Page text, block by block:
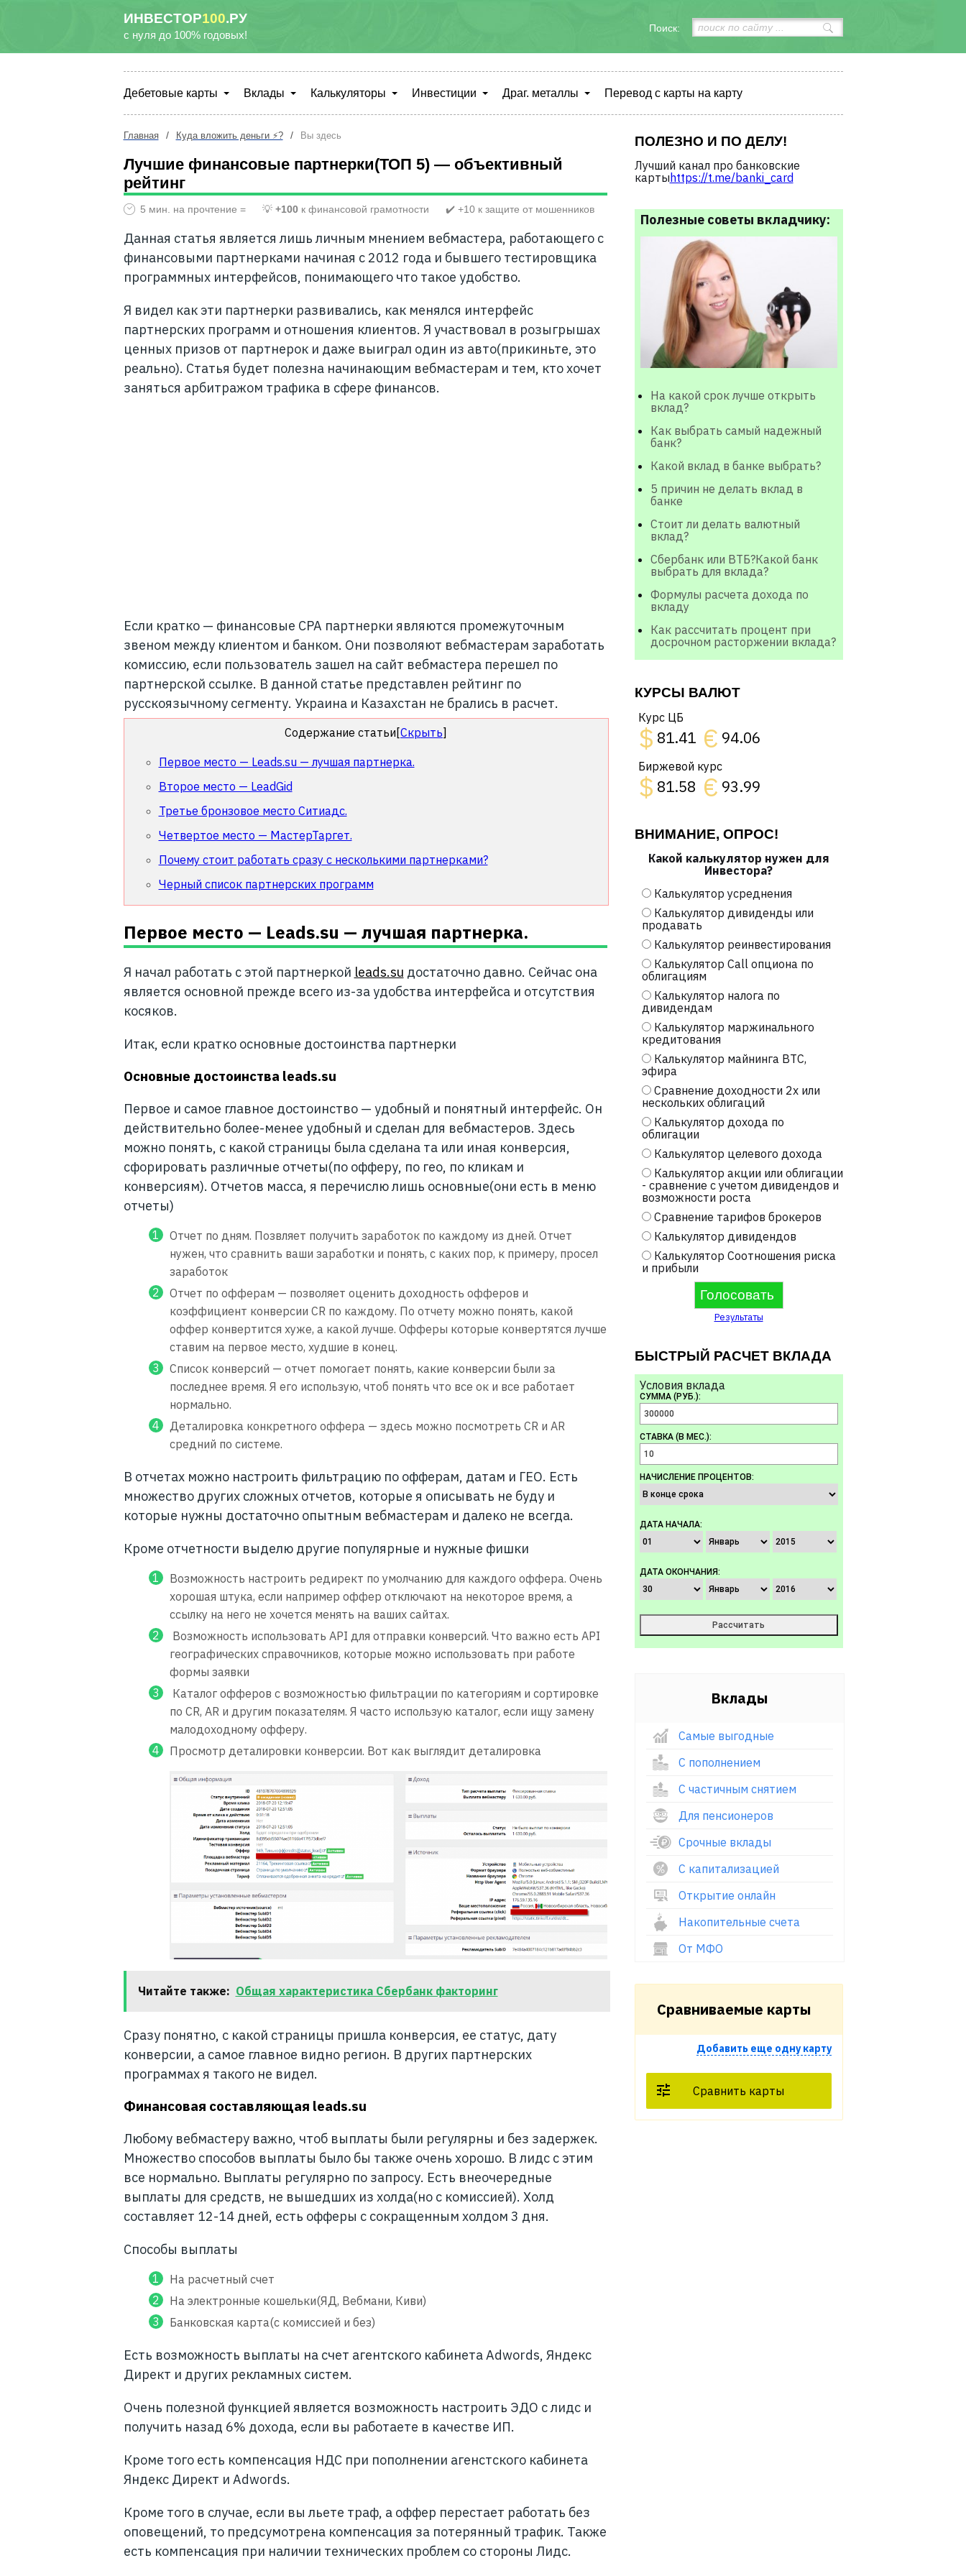
ИНВЕСТОР100.РУ
с нуля до 100% годовых!
Поиск:
Дебетовые карты Вклады Калькуляторы Инвестиции Драг. металлы Перевод с карты на карту
Главная / Куда вложить деньги ⚡? / Вы здесь
Лучшие финансовые партнерки(ТОП 5) — объективный
рейтинг
5 мин. на прочтение = 💡 +100к финансовой грамотности ✔️ +10 к защите от мошенников
Данная статья является лишь личным мнением вебмастера, работающего с
финансовыми партнерками начиная с 2012 года и бывшего тестировщика
программных интерфейсов, понимающего что такое удобство.
Я видел как эти партнерки развивались, как менялся интерфейс
партнерских программ и отношения клиентов. Я участвовал в розыгрышах
ценных призов от партнерок и даже выиграл один из авто(прикиньте, это
реально). Статья будет полезна начинающим вебмастерам и тем, кто хочет
заняться арбитражом трафика в сфере финансов.
Если кратко — финансовые CPA партнерки являются промежуточным
звеном между клиентом и банком. Они позволяют вебмастерам заработать
комиссию, если пользователь зашел на сайт вебмастера перешел по
партнерской ссылке. В данной статье представлен рейтинг по
русскоязычному сегменту. Украина и Казахстан не брались в расчет.
Содержание статьи [Скрыть]
Первое место — Leads.su — лучшая партнерка.
Второе место — LeadGid
Третье бронзовое место Ситиадс.
Четвертое место — МастерТаргет.
Почему стоит работать сразу с несколькими партнерками?
Черный список партнерских программ
Первое место — Leads.su — лучшая партнерка.
Я начал работать с этой партнеркой leads.su достаточно давно. Сейчас она
является основной прежде всего из-за удобства интерфейса и отсутствия
косяков.
Итак, если кратко основные достоинства партнерки
Основные достоинства leads.su
Первое и самое главное достоинство — удобный и понятный интерфейс. Он
действительно более-менее удобный и сделан для вебмастеров. Здесь
можно понять, с какой страницы была сделана та или иная конверсия,
сфорировать различные отчеты(по офферу, по гео, по кликам и
конверсиям). Отчетов масса, я перечислю лишь основные(они есть в меню
отчеты)
Отчет по дням. Позвляет получить заработок по каждому из дней. Отчет
нужен, что сравнить ваши заработки и понять, с каких пор, к примеру, просел
заработок
Отчет по офферам — позволяет оценить доходность офферов и
коэффициент конверсии CR по каждому. По отчету можно понять, какой
оффер конвертится хуже, а какой лучше. Офферы которые конвертятся лучше
ставим на первое место, худшие в конец.
Список конверсий — отчет помогает понять, какие конверсии были за
последнее время. Я его использую, чтоб понять что все ок и все работает
нормально.
Деталировка конкретного оффера — здесь можно посмотреть CR и AR
средний по системе.
В отчетах можно настроить фильтрацию по офферам, датам и ГЕО. Есть
множество других сложных отчетов, которые я описывать не буду и
которые нужны достаточно опытным вебмастерам и далеко не всегда.
Кроме отчетности выделю другие популярные и нужные фишки
Возможность настроить редирект по умолчанию для каждого оффера. Очень
хорошая штука, если например оффер отключают на некоторое время, а
ссылку на него не хочется менять на ваших сайтах.
Возможность использовать API для отправки конверсий. Что важно есть API
географических справочников, которые можно использовать при работе
формы заявки
Каталог офферов с возможностью фильтрации по категориям и сортировке
по CR, AR и другим показателям. Я часто использую каталог, если ищу замену
малодоходному офферу.
Просмотр деталировки конверсии. Вот как выглядит деталировка
Читайте также: Общая характеристика Сбербанк факторинг
Сразу понятно, с какой страницы пришла конверсия, ее статус, дату
конверсии, а самое главное видно регион. В других партнерских
программах я такого не видел.
Финансовая составляющая leads.su
Любому вебмастеру важно, чтоб выплаты были регулярны и без задержек.
Множество способов выплаты было бы также очень хорошо. В лидс с этим
все нормально. Выплаты регулярно по запросу. Есть внеочередные
выплаты для средств, не вышедших из холда(но с комиссией). Холд
составляет 12-14 дней, есть офферы с сокращенным холдом 3 дня.
Способы выплаты
На расчетный счет
На электронные кошельки(ЯД, Вебмани, Киви)
Банковская карта(с комиссией и без)
Есть возможность выплаты на счет агентского кабинета Adwords, Яндекс
Директ и других рекламных систем.
Очень полезной функцией является возможность настроить ЭДО с лидс и
получить назад 6% дохода, если вы работаете в качестве ИП.
Кроме того есть компенсация НДС при пополнении агенстского кабинета
Яндекс Директ и Adwords.
Кроме того в случае, если вы льете траф, а оффер перестает работать без
оповещений, то предсумотрена компенсация за потерянный трафик. Также
есть компенсация при наличии технических проблем со стороны Лидс.
ПОЛЕЗНО И ПО ДЕЛУ!
Лучший канал про банковские
карты https://t.me/banki_card
Полезные советы вкладчику:
На какой срок лучше открыть
вклад?
Как выбрать самый надежный
банк?
Какой вклад в банке выбрать?
5 причин не делать вклад в
банке
Стоит ли делать валютный
вклад?
Сбербанк или ВТБ?Какой банк
выбрать для вклада?
Формулы расчета дохода по
вкладу
Как рассчитать процент при
досрочном расторжении вклада?
КУРСЫ ВАЛЮТ
Курс ЦБ
$ 81.41 € 94.06
Биржевой курс
$ 81.58 € 93.99
ВНИМАНИЕ, ОПРОС!
Какой калькулятор нужен для
Инвестора?
Калькулятор усреднения
Калькулятор дивиденды или
продавать
Калькулятор реинвестирования
Калькулятор Call опциона по
облигациям
Калькулятор налога по
дивидендам
Калькулятор маржинального
кредитования
Калькулятор майнинга BTC,
эфира
Сравнение доходности 2х или
нескольких облигаций
Калькулятор дохода по
облигации
Калькулятор целевого дохода
Калькулятор акции или облигации
- сравнение с учетом дивидендов и
возможности роста
Сравнение тарифов брокеров
Калькулятор дивидендов
Калькулятор Соотношения риска
и прибыли
Результаты
БЫСТРЫЙ РАСЧЕТ ВКЛАДА
Условия вклада
СУММА (РУБ.):
СТАВКА (В МЕС.):
НАЧИСЛЕНИЕ ПРОЦЕНТОВ:
ДАТА НАЧАЛА:
ДАТА ОКОНЧАНИЯ:
Вклады
Самые выгодные
С пополнением
С частичным снятием
Для пенсионеров
Срочные вклады
С капитализацией
Открытие онлайн
Накопительные счета
От МФО
Сравниваемые карты
Добавить еще одну карту
Сравнить карты